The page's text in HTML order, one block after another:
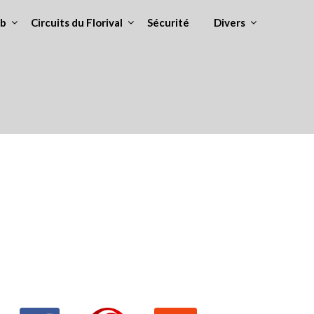
Circuits du Florival Sécurité Divers